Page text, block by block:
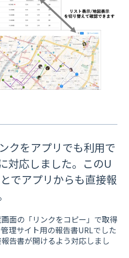
クをアプリでも利用で
対応しました。このU
でアプリからも直接報
面の「リンクをコピー」で取得
理サイト用の報告書URLでした
告書が開けるよう対応しまし